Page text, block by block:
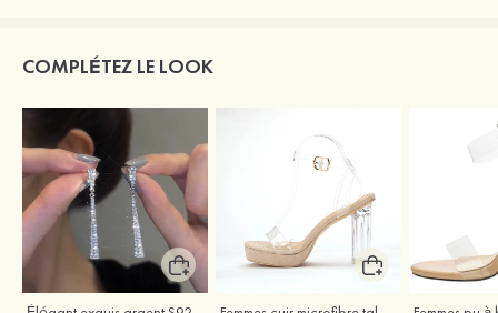
COMPLÉTEZ LE LOOK